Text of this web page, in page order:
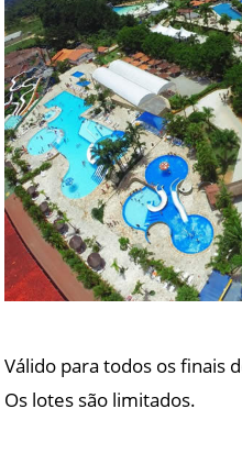
Válido para todos os finais
Os lotes são limitados.